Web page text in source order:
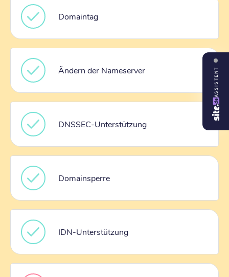
Domaintag
Ändern der Nameserver
DNSSEC-Unterstützung
Domainsperre
IDN-Unterstützung
ASSISTENT